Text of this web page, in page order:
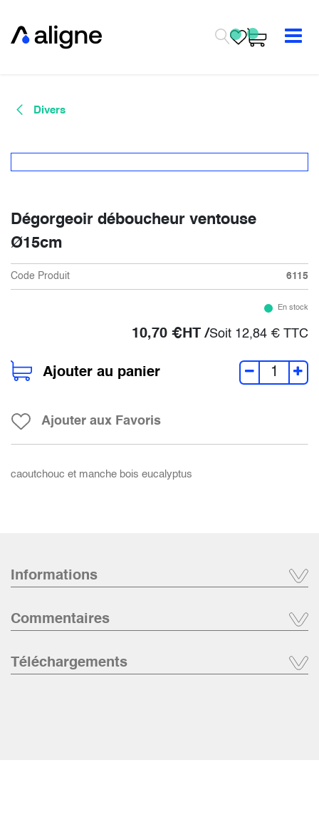
Divers
Dégorgeoir déboucheur ventouse
Ø15cm
Code Produit 6115
En stock
10,70 €HT /Soit 12,84 € TTC
Ajouter au panier
Ajouter aux Favoris
caoutchouc et manche bois eucalyptus
Informations
Commentaires
Téléchargements